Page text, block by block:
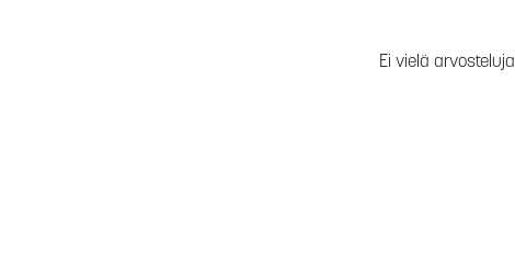
Ei vielä arvosteluja